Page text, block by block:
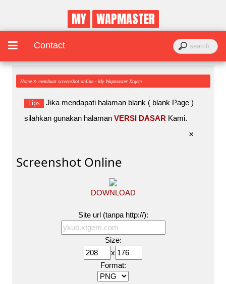
MY WAPMASTER
Contact
Home » membuat screenshot online - My Wapmaster Xtgem
Tips
Jika mendapati halaman blank ( blank Page )
silahkan gunakan halaman VERSI DASAR Kami.
×
Screenshot Online
DOWNLOAD
Site url (tanpa http://):
Size:
x
Format: